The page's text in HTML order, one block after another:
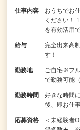
仕事内容
おうちでお
ください！
を有効活用
給与
完全出来高
す！
勤務地
ご自宅※フ
で勤務可能
勤務時間
好きな時間
後、即お仕
応募資格
＜未経験者